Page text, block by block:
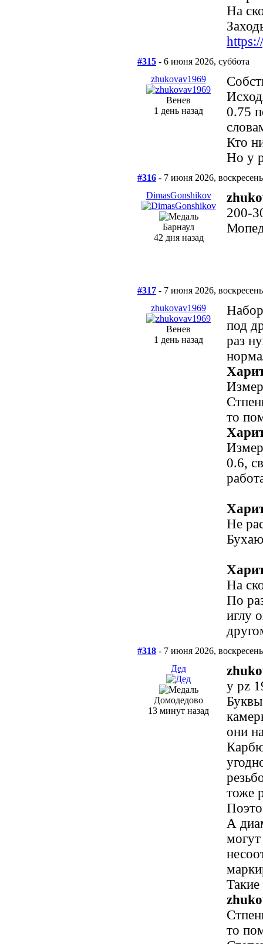
На
#315 - 6 июня 2026, суббота
zhukovav1969
Венев
1 день назад
0.75
Кто
Но у
#316 - 7 июня 2026,
DimasGonshikov
Барнаул
42 дня назад
200-
#317 - 7 июня 2026,
zhukovav1969
Венев
1 день назад
под
раз
то
0.6,
Не
На
По
иглу
#318 - 7 июня 2026,
Дед
Домодедово
13 минут назад
у pz
они
тоже
А
Такие
то